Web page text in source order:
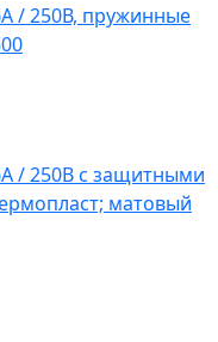
/ 250В, пружинные
/ 250В с защитными
матовый